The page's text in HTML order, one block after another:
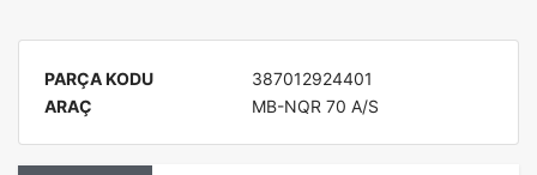
PARÇA KODU
387012924401
ARAÇ
MB-NQR 70 A/S